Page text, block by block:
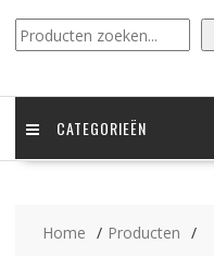
CATEGORIEËN
Home
Producten